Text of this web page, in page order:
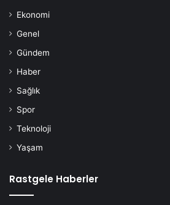
Ekonomi
Genel
Gündem
Haber
Sağlık
Spor
Teknoloji
Yaşam
Rastgele Haberler